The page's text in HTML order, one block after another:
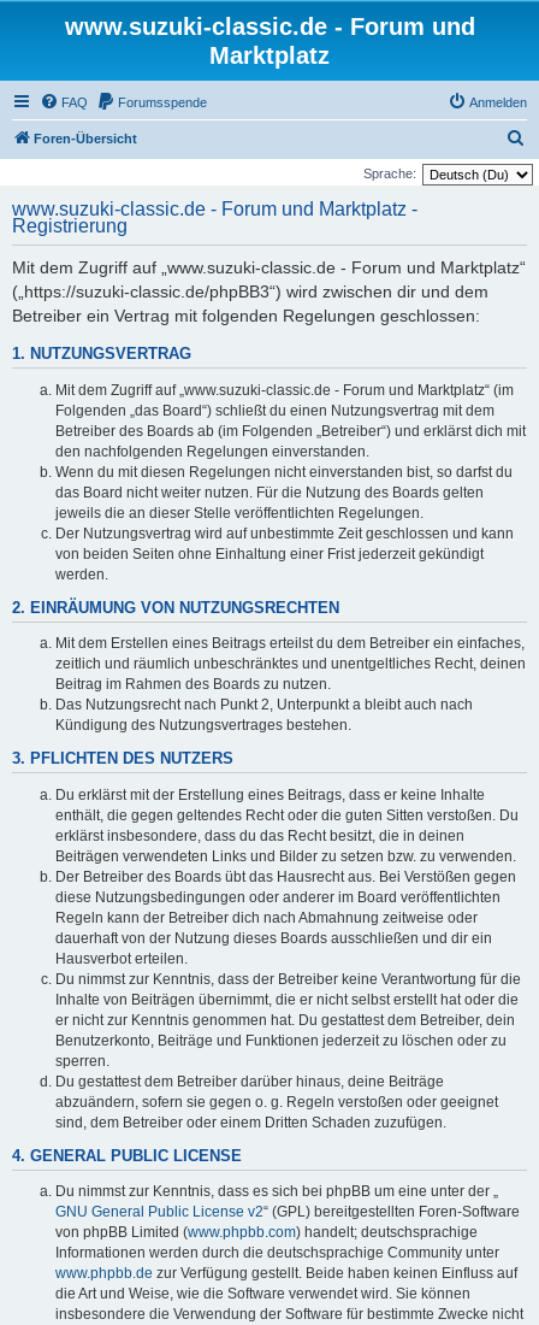
www.suzuki-classic.de - Forum und
Marktplatz
FAQ Forumsspende Anmelden
Foren-Übersicht
u
Sprache:
www.suzuki-classic.de - Forum und Marktplatz -
Registrierung
Mit dem Zugriff auf „www.suzuki-classic.de - Forum und Marktplatz“
(„https://suzuki-classic.de/phpBB3“) wird zwischen dir und dem
Betreiber ein Vertrag mit folgenden Regelungen geschlossen:
1. NUTZUNGSVERTRAG
Mit dem Zugriff auf „www.suzuki-classic.de - Forum und Marktplatz“ (im
Folgenden „das Board“) schließt du einen Nutzungsvertrag mit dem
Betreiber des Boards ab (im Folgenden „Betreiber“) und erklärst dich mit
den nachfolgenden Regelungen einverstanden.
Wenn du mit diesen Regelungen nicht einverstanden bist, so darfst du
das Board nicht weiter nutzen. Für die Nutzung des Boards gelten
jeweils die an dieser Stelle veröffentlichten Regelungen.
Der Nutzungsvertrag wird auf unbestimmte Zeit geschlossen und kann
von beiden Seiten ohne Einhaltung einer Frist jederzeit gekündigt
werden.
2. EINRÄUMUNG VON NUTZUNGSRECHTEN
Mit dem Erstellen eines Beitrags erteilst du dem Betreiber ein einfaches,
zeitlich und räumlich unbeschränktes und unentgeltliches Recht, deinen
Beitrag im Rahmen des Boards zu nutzen.
Das Nutzungsrecht nach Punkt 2, Unterpunkt a bleibt auch nach
Kündigung des Nutzungsvertrages bestehen.
3. PFLICHTEN DES NUTZERS
Du erklärst mit der Erstellung eines Beitrags, dass er keine Inhalte
enthält, die gegen geltendes Recht oder die guten Sitten verstoßen. Du
erklärst insbesondere, dass du das Recht besitzt, die in deinen
Beiträgen verwendeten Links und Bilder zu setzen bzw. zu verwenden.
Der Betreiber des Boards übt das Hausrecht aus. Bei Verstößen gegen
diese Nutzungsbedingungen oder anderer im Board veröffentlichten
Regeln kann der Betreiber dich nach Abmahnung zeitweise oder
dauerhaft von der Nutzung dieses Boards ausschließen und dir ein
Hausverbot erteilen.
Du nimmst zur Kenntnis, dass der Betreiber keine Verantwortung für die
Inhalte von Beiträgen übernimmt, die er nicht selbst erstellt hat oder die
er nicht zur Kenntnis genommen hat. Du gestattest dem Betreiber, dein
Benutzerkonto, Beiträge und Funktionen jederzeit zu löschen oder zu
sperren.
Du gestattest dem Betreiber darüber hinaus, deine Beiträge
abzuändern, sofern sie gegen o. g. Regeln verstoßen oder geeignet
sind, dem Betreiber oder einem Dritten Schaden zuzufügen.
4. GENERAL PUBLIC LICENSE
Du nimmst zur Kenntnis, dass es sich bei phpBB um eine unter der „
GNU General Public License v2“ (GPL) bereitgestellten Foren-Software
von phpBB Limited (www.phpbb.com) handelt; deutschsprachige
Informationen werden durch die deutschsprachige Community unter
www.phpbb.de zur Verfügung gestellt. Beide haben keinen Einfluss auf
die Art und Weise, wie die Software verwendet wird. Sie können
insbesondere die Verwendung der Software für bestimmte Zwecke nicht